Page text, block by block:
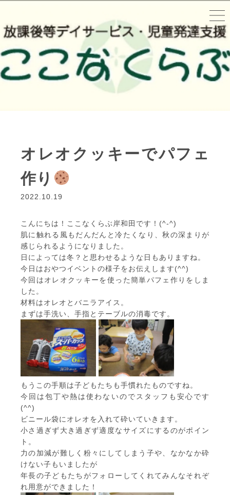
オレオクッキーでパフェ
作り
2022.10.19
こんにちは！ここなくらぶ岸和田です！(^-^)
肌に触れる風もだんだんと冷たくなり、秋の深まりが
感じられるようになりました。
日によっては冬？と思わせるような日もありますね。
今日はおやつイベントの様子をお伝えします(^^)
今回はオレオクッキーを使った簡単パフェ作りをしま
した。
材料はオレオとバニラアイス。
まずは手洗い、手指とテーブルの消毒です。
もうこの手順は子どもたちも手慣れたものですね。
今回は包丁や熱は使わないのでスタッフも安心です
(^^)
ビニール袋にオレオを入れて砕いていきます。
小さ過ぎず大き過ぎず適度なサイズにするのがポイン
ト。
力の加減が難しく粉々にしてしまう子や、なかなか砕
けない子もいましたが
年長の子どもたちがフォローしてくれてみんなそれぞ
れ用意ができました！